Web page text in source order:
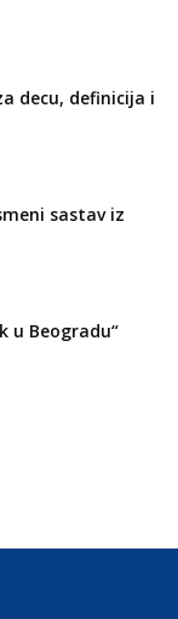
decu, definicija i
sastav iz
u Beogradu“